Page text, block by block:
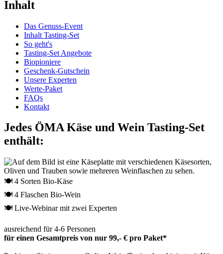
Inhalt
Das Genuss-Event
Inhalt Tasting-Set
So geht's
Tasting-Set Angebote
Biopioniere
Geschenk-Gutschein
Unsere Experten
Werte-Paket
FAQs
Kontakt
Jedes ÖMA Käse und Wein Tasting-Set
enthält:
🍽 4 Sorten Bio-Käse
🍽 4 Flaschen Bio-Wein
🍽 Live-Webinar mit zwei Experten
ausreichend für 4-6 Personen
für einen Gesamtpreis von nur 99,- € pro Paket*